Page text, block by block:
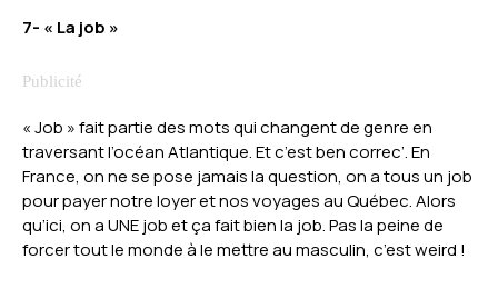
7- « La job »
« Job » fait partie des mots qui changent de genre en
traversant l’océan Atlantique. Et c’est ben correc’. En
France, on ne se pose jamais la question, on a tous un job
pour payer notre loyer et nos voyages au Québec. Alors
qu’ici, on a UNE job et ça fait bien la job. Pas la peine de
forcer tout le monde à le mettre au masculin, c’est weird !